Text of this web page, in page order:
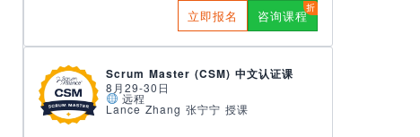
立即报名 咨询课程
Scrum Master (CSM) 中文认证课
8月29-30日
远程
Lance Zhang 张宁宁 授课